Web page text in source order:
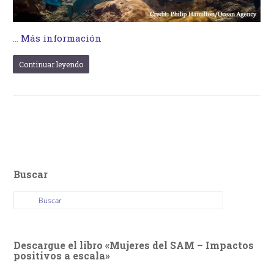
… Más información
Continuar leyendo
Buscar
Descargue el libro «Mujeres del SAM – Impactos
positivos a escala»